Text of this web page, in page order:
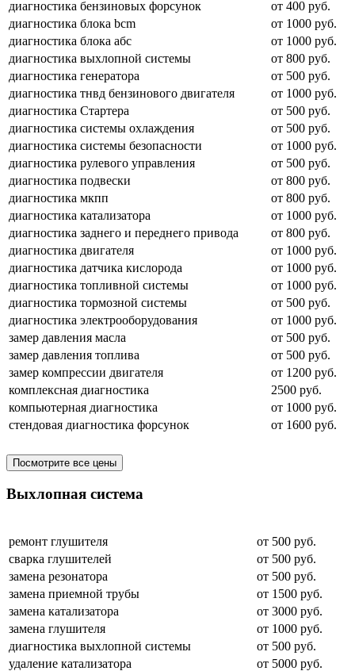
диагностика бензиновых форсунок
от 400 руб.
диагностика блока bcm
от 1000 руб.
диагностика блока абс
от 1000 руб.
диагностика выхлопной системы
от 800 руб.
диагностика генератора
от 500 руб.
диагностика тнвд бензинового двигателя
от 1000 руб.
диагностика Стартера
от 500 руб.
диагностика системы охлаждения
от 500 руб.
диагностика системы безопасности
от 1000 руб.
диагностика рулевого управления
от 500 руб.
диагностика подвески
от 800 руб.
диагностика мкпп
от 800 руб.
диагностика катализатора
от 1000 руб.
диагностика заднего и переднего привода
от 800 руб.
диагностика двигателя
от 1000 руб.
диагностика датчика кислорода
от 1000 руб.
диагностика топливной системы
от 1000 руб.
диагностика тормозной системы
от 500 руб.
диагностика электрооборудования
от 1000 руб.
замер давления масла
от 500 руб.
замер давления топлива
от 500 руб.
замер компрессии двигателя
от 1200 руб.
комплексная диагностика
2500 руб.
компьютерная диагностика
от 1000 руб.
стендовая диагностика форсунок
от 1600 руб.
Посмотрите все цены
Выхлопная система
ремонт глушителя
от 500 руб.
сварка глушителей
от 500 руб.
замена резонатора
от 500 руб.
замена приемной трубы
от 1500 руб.
замена катализатора
от 3000 руб.
замена глушителя
от 1000 руб.
диагностика выхлопной системы
от 500 руб.
удаление катализатора
от 5000 руб.